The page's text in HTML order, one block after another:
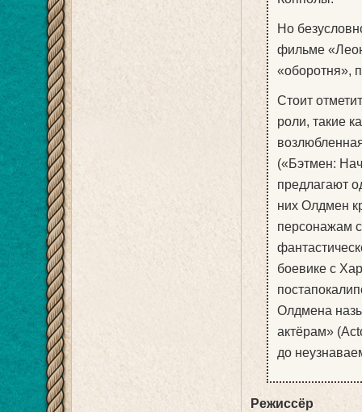
Но
фильме
«оборотня»,
Стоит
роли, такие
(«Бэтмен:
предлагают
них Олдмен
персонажам
боевике с
Олдмена
актёрам»
до
Режиссёр